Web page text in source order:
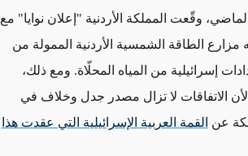
وقّعت المملكة الأردنية "إعلان نوايا" مع
مزارع الطاقة الشمسية الأردنية الممولة من
إسرائيلية من المياه المحلّاة. ومع ذلك،
الاتفاقات لا تزال مصدر جدل وخلاف في
عن القمة العربية الإسرائيلية التي عقدت هذا